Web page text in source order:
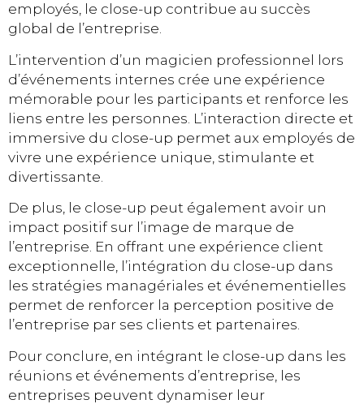
employés, le close-up contribue au succès
global de l’entreprise.
L’intervention d’un magicien professionnel lors
d’événements internes crée une expérience
mémorable pour les participants et renforce les
liens entre les personnes. L’interaction directe et
immersive du close-up permet aux employés de
vivre une expérience unique, stimulante et
divertissante.
De plus, le close-up peut également avoir un
impact positif sur l’image de marque de
l’entreprise. En offrant une expérience client
exceptionnelle, l’intégration du close-up dans
les stratégies managériales et événementielles
permet de renforcer la perception positive de
l’entreprise par ses clients et partenaires.
Pour conclure, en intégrant le close-up dans les
réunions et événements d’entreprise, les
entreprises peuvent dynamiser leur